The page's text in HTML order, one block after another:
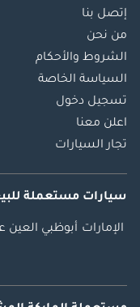
إتصل بنا
من نحن
الشروط والأحكام
السياسة الخاصة
تسجيل دخول
اعلن معنا
تجار السيارات
سيارات مستعملة
الإمارات أبوظبي العين